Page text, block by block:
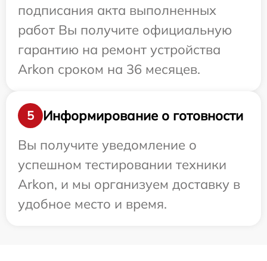
подписания акта выполненных
работ Вы получите официальную
гарантию на ремонт устройства
Arkon сроком на 36 месяцев.
5
Информирование о готовности
Вы получите уведомление о
успешном тестировании техники
Arkon, и мы организуем доставку в
удобное место и время.